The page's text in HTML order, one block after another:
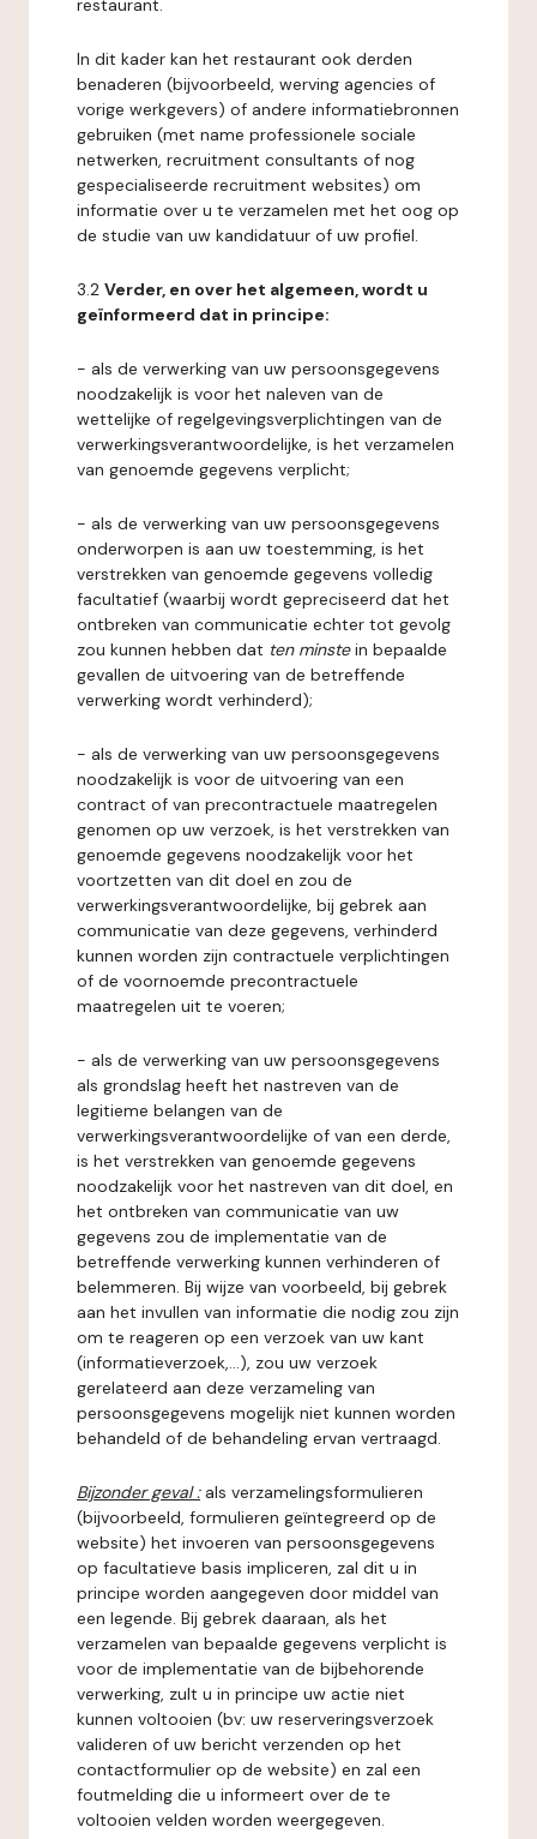
restaurant.
In dit kader kan het restaurant ook derden
benaderen (bijvoorbeeld, werving agencies of
vorige werkgevers) of andere informatiebronnen
gebruiken (met name professionele sociale
netwerken, recruitment consultants of nog
gespecialiseerde recruitment websites) om
informatie over u te verzamelen met het oog op
de studie van uw kandidatuur of uw profiel.
3.2 Verder, en over het algemeen, wordt u
geïnformeerd dat in principe:
- als de verwerking van uw persoonsgegevens
noodzakelijk is voor het naleven van de
wettelijke of regelgevingsverplichtingen van de
verwerkingsverantwoordelijke, is het verzamelen
van genoemde gegevens verplicht;
- als de verwerking van uw persoonsgegevens
onderworpen is aan uw toestemming, is het
verstrekken van genoemde gegevens volledig
facultatief (waarbij wordt gepreciseerd dat het
ontbreken van communicatie echter tot gevolg
zou kunnen hebben dat ten minstein bepaalde
gevallen de uitvoering van de betreffende
verwerking wordt verhinderd);
- als de verwerking van uw persoonsgegevens
noodzakelijk is voor de uitvoering van een
contract of van precontractuele maatregelen
genomen op uw verzoek, is het verstrekken van
genoemde gegevens noodzakelijk voor het
voortzetten van dit doel en zou de
verwerkingsverantwoordelijke, bij gebrek aan
communicatie van deze gegevens, verhinderd
kunnen worden zijn contractuele verplichtingen
of de voornoemde precontractuele
maatregelen uit te voeren;
- als de verwerking van uw persoonsgegevens
als grondslag heeft het nastreven van de
legitieme belangen van de
verwerkingsverantwoordelijke of van een derde,
is het verstrekken van genoemde gegevens
noodzakelijk voor het nastreven van dit doel, en
het ontbreken van communicatie van uw
gegevens zou de implementatie van de
betreffende verwerking kunnen verhinderen of
belemmeren. Bij wijze van voorbeeld, bij gebrek
aan het invullen van informatie die nodig zou zijn
om te reageren op een verzoek van uw kant
(informatieverzoek,...), zou uw verzoek
gerelateerd aan deze verzameling van
persoonsgegevens mogelijk niet kunnen worden
behandeld of de behandeling ervan vertraagd.
Bijzonder geval : als verzamelingsformulieren
(bijvoorbeeld, formulieren geïntegreerd op de
website) het invoeren van persoonsgegevens
op facultatieve basis impliceren, zal dit u in
principe worden aangegeven door middel van
een legende. Bij gebrek daaraan, als het
verzamelen van bepaalde gegevens verplicht is
voor de implementatie van de bijbehorende
verwerking, zult u in principe uw actie niet
kunnen voltooien (bv: uw reserveringsverzoek
valideren of uw bericht verzenden op het
contactformulier op de website) en zal een
foutmelding die u informeert over de te
voltooien velden worden weergegeven.